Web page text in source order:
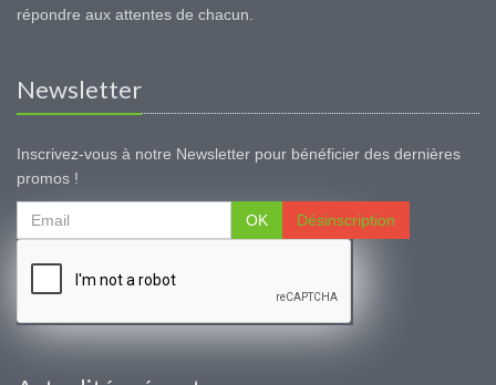
répondre aux attentes de chacun.
Newsletter
Inscrivez-vous à notre Newsletter pour bénéficier des dernières
promos !
OK Désinscription